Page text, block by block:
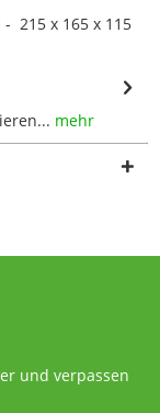
215 x 165 x 115
mehr
und verpassen